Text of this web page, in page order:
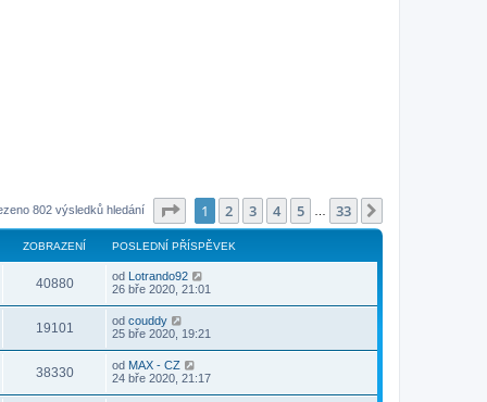
802 výsledků hledání Stránka z
1 2 3 4 5 33
ZOBRAZENÍ POSLEDNÍ PŘÍSPĚVEK
40880 od Lotrando92
26 bře 2020, 21:01
19101 od couddy
25 bře 2020, 19:21
38330 od MAX - CZ
24 bře 2020, 21:17